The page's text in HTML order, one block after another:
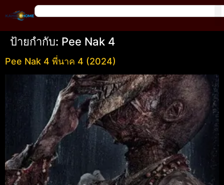
ป้ายกำกับ: Pee Nak 4
Pee Nak 4 พี่นาค 4 (2024)